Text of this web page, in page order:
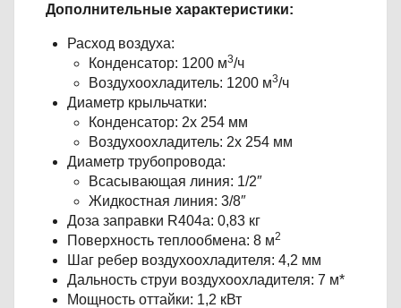
Дополнительные характеристики:
Расход воздуха:
Конденсатор: 1200 м3/ч
Воздухоохладитель: 1200 м3/ч
Диаметр крыльчатки:
Конденсатор: 2х 254 мм
Воздухоохладитель: 2х 254 мм
Диаметр трубопровода:
Всасывающая линия: 1/2″
Жидкостная линия: 3/8″
Доза заправки R404a: 0,83 кг
Поверхность теплообмена: 8 м2
Шаг ребер воздухоохладителя: 4,2 мм
Дальность струи воздухоохладителя: 7 м*
Мощность оттайки: 1,2 кВт